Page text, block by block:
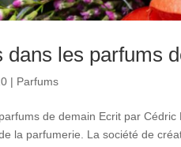
dans les parfums
| Parfums
de demain Ecrit par
la parfumerie. La société de